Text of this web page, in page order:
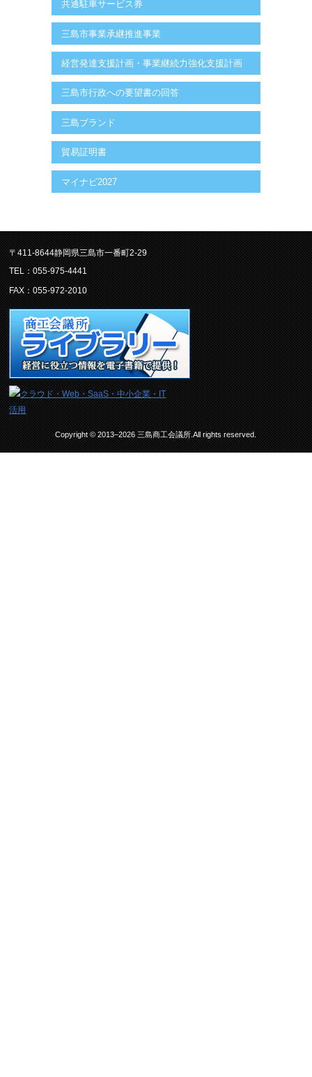
共通駐車サービス券
三島市事業承継推進事業
経営発達支援計画・事業継続力強化支援計画
三島市行政への要望書の回答
三島ブランド
貿易証明書
マイナビ2027
〒411-8644静岡県三島市一番町2-29
TEL：055-975-4441
FAX：055-972-2010
Copyright © 2013–2026 三島商工会議所.All rights reserved.